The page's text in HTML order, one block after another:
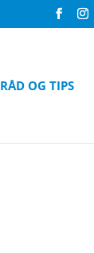
RÅD OG TIPS